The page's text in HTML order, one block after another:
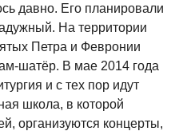
давно. Его планировали
На территории
Петра и Февронии
шатёр. В мае 2014 года
и с тех пор идут
школа, в которой
организуются концерты,